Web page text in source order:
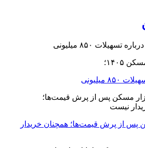
میلیونی
پس از پرش قیمت‌ها؛ همچنان خریدار